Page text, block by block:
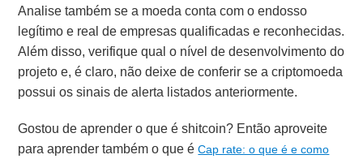
Analise também se a moeda conta com o endosso
legítimo e real de empresas qualificadas e reconhecidas.
Além disso, verifique qual o nível de desenvolvimento do
projeto e, é claro, não deixe de conferir se a criptomoeda
possui os sinais de alerta listados anteriormente.
Gostou de aprender o que é shitcoin? Então aproveite
para aprender também o que éCap rate: o que é e como